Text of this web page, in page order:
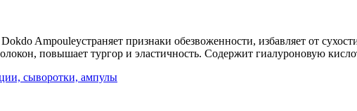
Ampouleустраняет признаки обезвоженности, избавляет от
повышает тургор и эластичность. Содержит гиалуроновую
сыворотки, ампулы